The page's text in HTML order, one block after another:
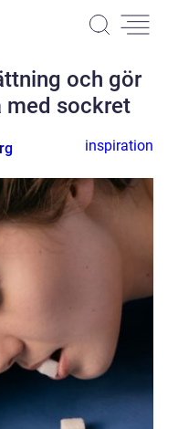
och gör
med sockret
inspiration